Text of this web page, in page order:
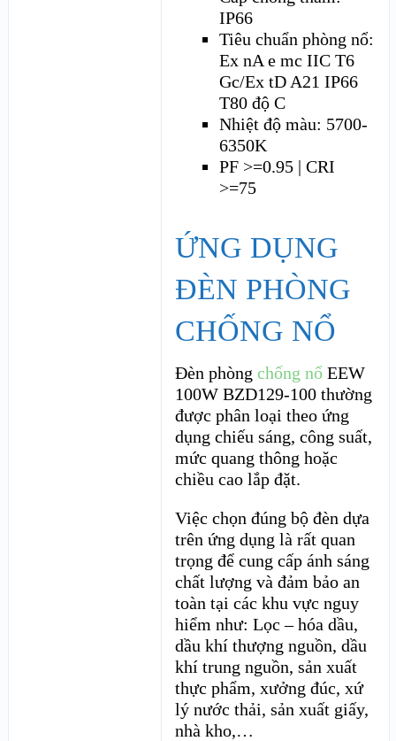
IP66
Tiêu chuẩn phòng nổ:
Ex nA e mc IIC T6
Gc/Ex tD A21 IP66
T80 độ C
Nhiệt độ màu: 5700-
6350K
PF >=0.95 | CRI
>=75
ỨNG DỤNG
ĐÈN PHÒNG
CHỐNG NỔ
Đèn phòngchống nổ EEW
100W BZD129-100 thường
được phân loại theo ứng
dụng chiếu sáng, công suất,
mức quang thông hoặc
chiều cao lắp đặt.
Việc chọn đúng bộ đèn dựa
trên ứng dụng là rất quan
trọng để cung cấp ánh sáng
chất lượng và đảm bảo an
toàn tại các khu vực nguy
hiểm như: Lọc – hóa dầu,
dầu khí thượng nguồn, dầu
khí trung nguồn, sản xuất
thực phẩm, xưởng đúc, xứ
lý nước thải, sản xuất giấy,
nhà kho,…